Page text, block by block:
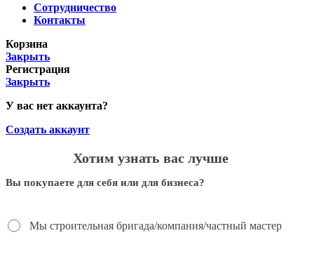
Сотрудничество
Контакты
Корзина
Закрыть
Регистрация
Закрыть
У вас нет аккаунта?
Создать аккаунт
Хотим узнать вас лучше
Вы покупаете для себя или для бизнеса?
Мы строительная бригада/компания/частный мастер